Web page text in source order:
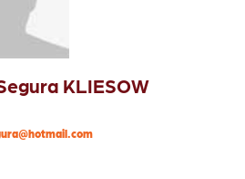
KLIESOW